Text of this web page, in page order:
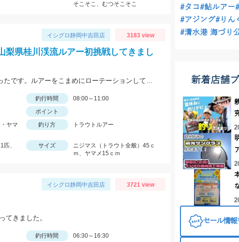
そこそこ、むつそこそこ
イシグロ静岡中吉田店 3183 view
梨県桂川渓流ルアー初挑戦してきまし
釣行時間
08:00～11:00
ポイント
ヤマ
釣り方 トラウトルアー
、
サイズ
ニジマス（トラウト全般）45ｃ
ｍ、ヤマメ15ｃｍ
イシグロ静岡中吉田店 3721 view
てきました。
釣行時間
06:30～16:30
#タコ#鮎ルアー
#アジング#りん
#清水港 海づり
新着店舗
セール情報